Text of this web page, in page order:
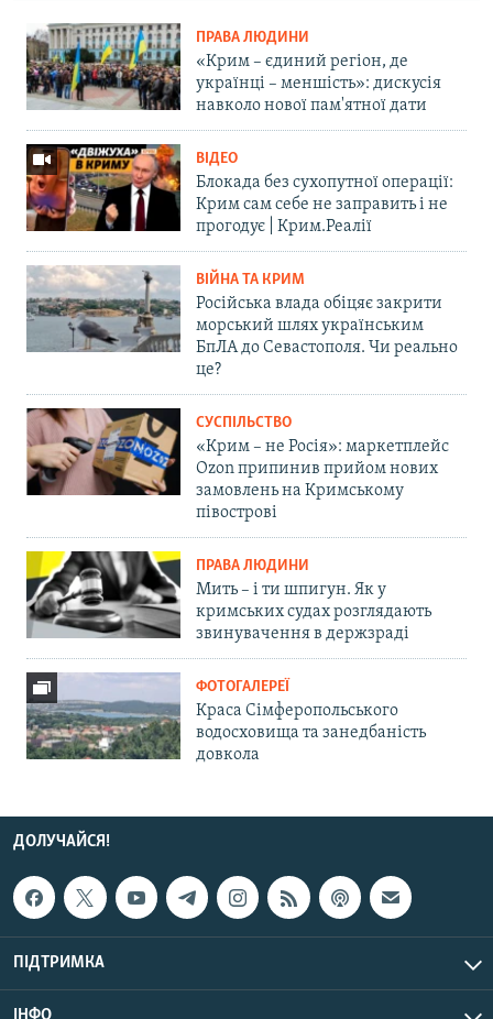
ПРАВА ЛЮДИНИ
«Крим – єдиний регіон, де
українці – меншість»: дискусія
навколо нової пам'ятної дати
ВІДЕО
Блокада без сухопутної операції:
Крим сам себе не заправить і не
прогодує | Крим.Реалії
ВІЙНА ТА КРИМ
Російська влада обіцяє закрити
морський шлях українським
БпЛА до Севастополя. Чи реально
це?
СУСПІЛЬСТВО
«Крим – не Росія»: маркетплейс
Ozon припинив прийом нових
замовлень на Кримському
півострові
ПРАВА ЛЮДИНИ
Мить – і ти шпигун. Як у
кримських судах розглядають
звинувачення в держзраді
ФОТОГАЛЕРЕЇ
Краса Сімферопольського
водосховища та занедбаність
довкола
ДОЛУЧАЙСЯ!
ПІДТРИМКА
ІНФО